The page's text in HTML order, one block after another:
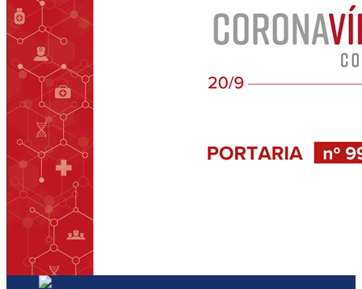
PALMEIRAS DOMINA O FORTALEZA, VENCE
POR 3 A 0 E FICA PERTO DAS QUARTAS DA
COPA DO BRASIL